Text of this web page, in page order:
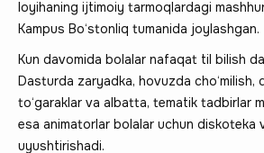
loyihaning ijtimoiy tarmoqlardagi
Kampus Bo‘stonliq tumanida joylashgan.
Kun davomida bolalar nafaqat til bilish
Dasturda zaryadka, hovuzda cho‘milish,
to‘garaklar va albatta, tematik tadbirlar
esa animatorlar bolalar uchun diskoteka
uyushtirishadi.